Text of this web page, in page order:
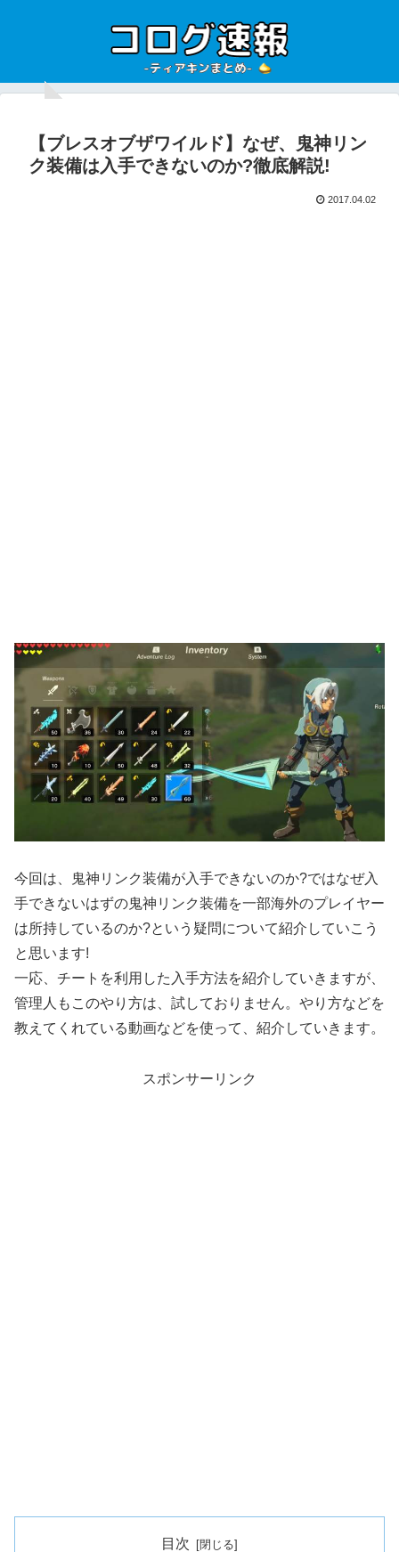
【ブレスオブザワイルド】なぜ、鬼神リン
ク装備は入手できないのか?徹底解説!
2017.04.02
今回は、鬼神リンク装備が入手できないのか?ではなぜ入
手できないはずの鬼神リンク装備を一部海外のプレイヤー
は所持しているのか?という疑問について紹介していこう
と思います!
一応、チートを利用した入手方法を紹介していきますが、
管理人もこのやり方は、試しておりません。やり方などを
教えてくれている動画などを使って、紹介していきます。
スポンサーリンク
目次